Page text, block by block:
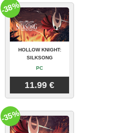
HOLLOW KNIGHT:
SILKSONG
PC
11.99 €
-38%
-35%